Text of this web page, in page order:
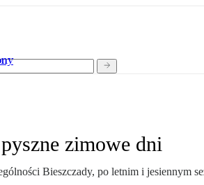
zimowe dni
Bieszczady, po letnim i jesiennym